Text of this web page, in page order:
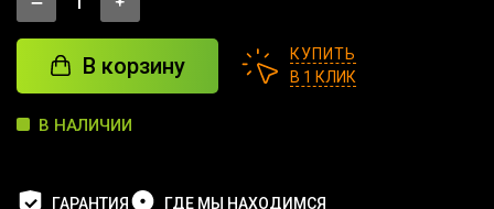
В корзину
КУПИТЬ
В 1 КЛИК
В НАЛИЧИИ
ГАРАНТИЯ
ГДЕ МЫ НАХОДИМСЯ